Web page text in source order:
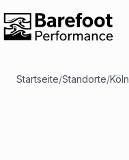
Startseite/Standorte/Köln